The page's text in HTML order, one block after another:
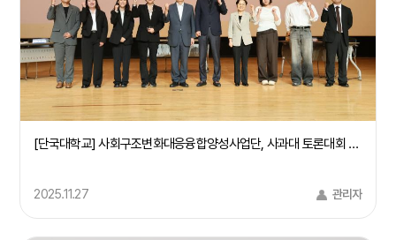
[단국대학교] 사회구조변화대응융합양성사업단, 사과대 토론대회 및 시민특강 개최(25/9/24)
2025.11.27 관리자